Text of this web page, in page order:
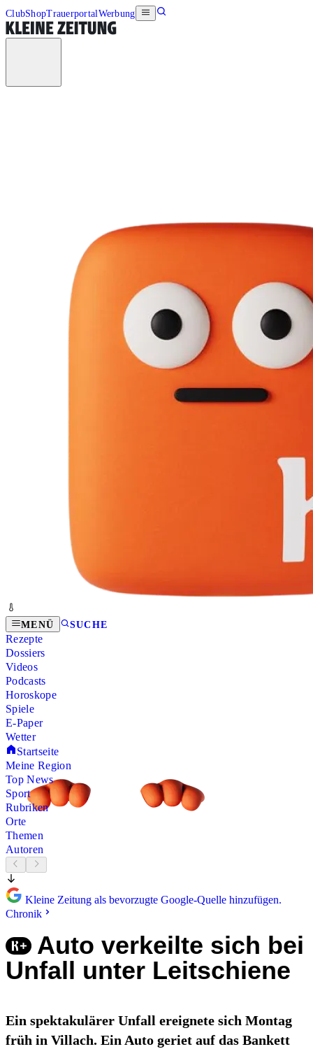
ClubShopTrauerportalWerbung
MENÜ SUCHE
Rezepte
Dossiers
Videos
Podcasts
Horoskope
Spiele
E-Paper
Wetter
Startseite
Meine Region
Top News
Sport
Rubriken
Orte
Themen
Autoren
Kleine Zeitung als bevorzugte Google-Quelle hinzufügen.
Chronik
Auto verkeilte sich bei
Unfall unter Leitschiene
Ein spektakulärer Unfall ereignete sich Montag
früh in Villach. Ein Auto geriet auf das Bankett